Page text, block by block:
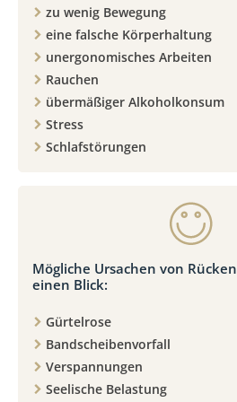
zu wenig Bewegung
eine falsche Körperhaltung
unergonomisches Arbeiten
Rauchen
übermäßiger Alkoholkonsum
Stress
Schlafstörungen
Mögliche Ursachen von
einen Blick:
Gürtelrose
Bandscheibenvorfall
Verspannungen
Seelische Belastung